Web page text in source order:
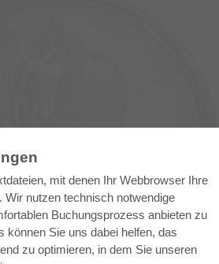
mit denen Ihr Webbrowser Ihre
nutzen technisch notwendige
Buchungsprozess anbieten zu
können Sie uns dabei helfen, das
zu optimieren, in dem Sie unseren